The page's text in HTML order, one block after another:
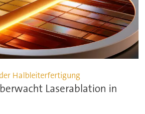
Halbleiterfertigung
Laserablation in